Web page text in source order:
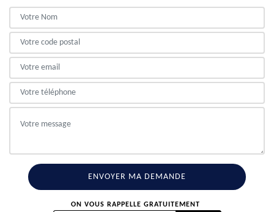
ON VOUS RAPPELLE GRATUITEMENT